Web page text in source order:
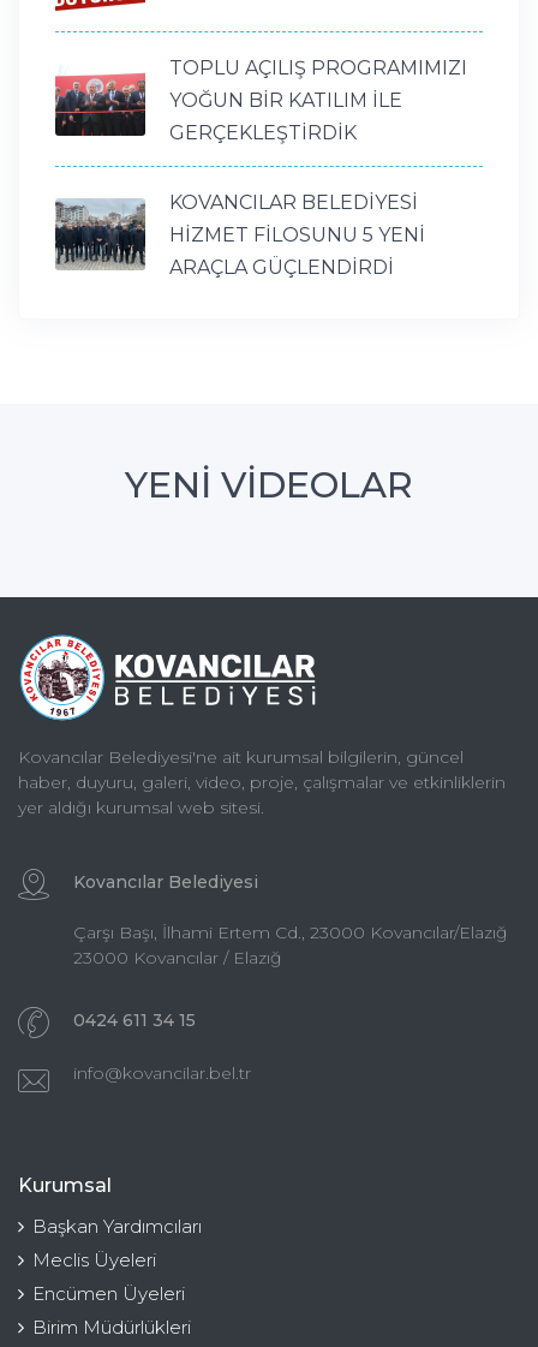
TOPLU AÇILIŞ PROGRAMIMIZI
YOĞUN BİR KATILIM İLE
GERÇEKLEŞTİRDİK
KOVANCILAR BELEDİYESİ
HİZMET FİLOSUNU 5 YENİ
ARAÇLA GÜÇLENDİRDİ
YENİ VİDEOLAR
Kovancılar Belediyesi'ne ait kurumsal bilgilerin, güncel
haber, duyuru, galeri, video, proje, çalışmalar ve etkinliklerin
yer aldığı kurumsal web sitesi.
Kovancılar Belediyesi
Çarşı Başı, İlhami Ertem Cd., 23000 Kovancılar/Elazığ
23000 Kovancılar / Elazığ
0424 611 34 15
info@kovancilar.bel.tr
Kurumsal
Başkan Yardımcıları
Meclis Üyeleri
Encümen Üyeleri
Birim Müdürlükleri